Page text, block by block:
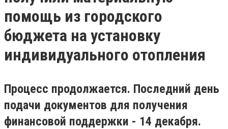
помощь из городского
бюджета на установку
индивидуального отопления
Процесс продолжается. Последний день
подачи документов для получения
финансовой поддержки - 14 декабря.